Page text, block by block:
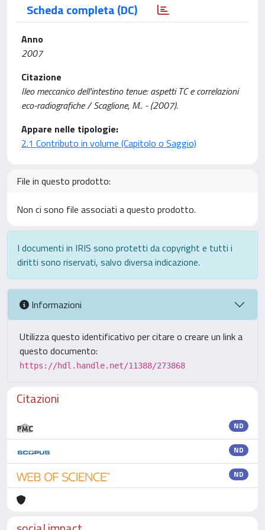
Scheda completa (DC)
Anno
2007
Citazione
Ileo meccanico dell'intestino tenue: aspetti TC e correlazioni
eco-radiografiche / Scaglione, M.. - (2007).
Appare nelle tipologie:
2.1 Contributo in volume (Capitolo o Saggio)
File in questo prodotto:
Non ci sono file associati a questo prodotto.
I documenti in IRIS sono protetti da copyright e tutti i
diritti sono riservati, salvo diversa indicazione.
Informazioni
Utilizza questo identificativo per citare o creare un link a
questo documento:
https://hdl.handle.net/11388/273868
Citazioni
ND
ND
ND